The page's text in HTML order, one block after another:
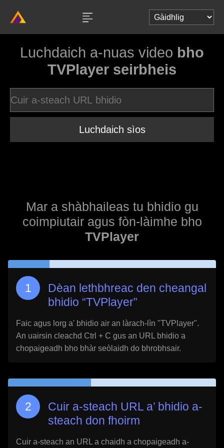
Luchdaich a-nuas video bho
TVPlayer seirbheis
Luchdaich sìos
Mar a shàbhaileas tu bhidio gu
coimpiutair agus fòn-làimhe bho
TVPlayer
Dèan lethbhreac den cheangal
bhidio “TVPlayer”
Faic agus lorg a' bhidio air an làrach-lìn "TVPlayer".
An uairsin cleachd Ctrl + C gus an URL bhidio a
chopaigeadh bho bhàr seòlaidh do bhrobhsair.
Cuir a-steach URL a’ bhidio a-
steach don fhoirm
Cuir a-steach an URL a chaidh a chopaigeadh a-